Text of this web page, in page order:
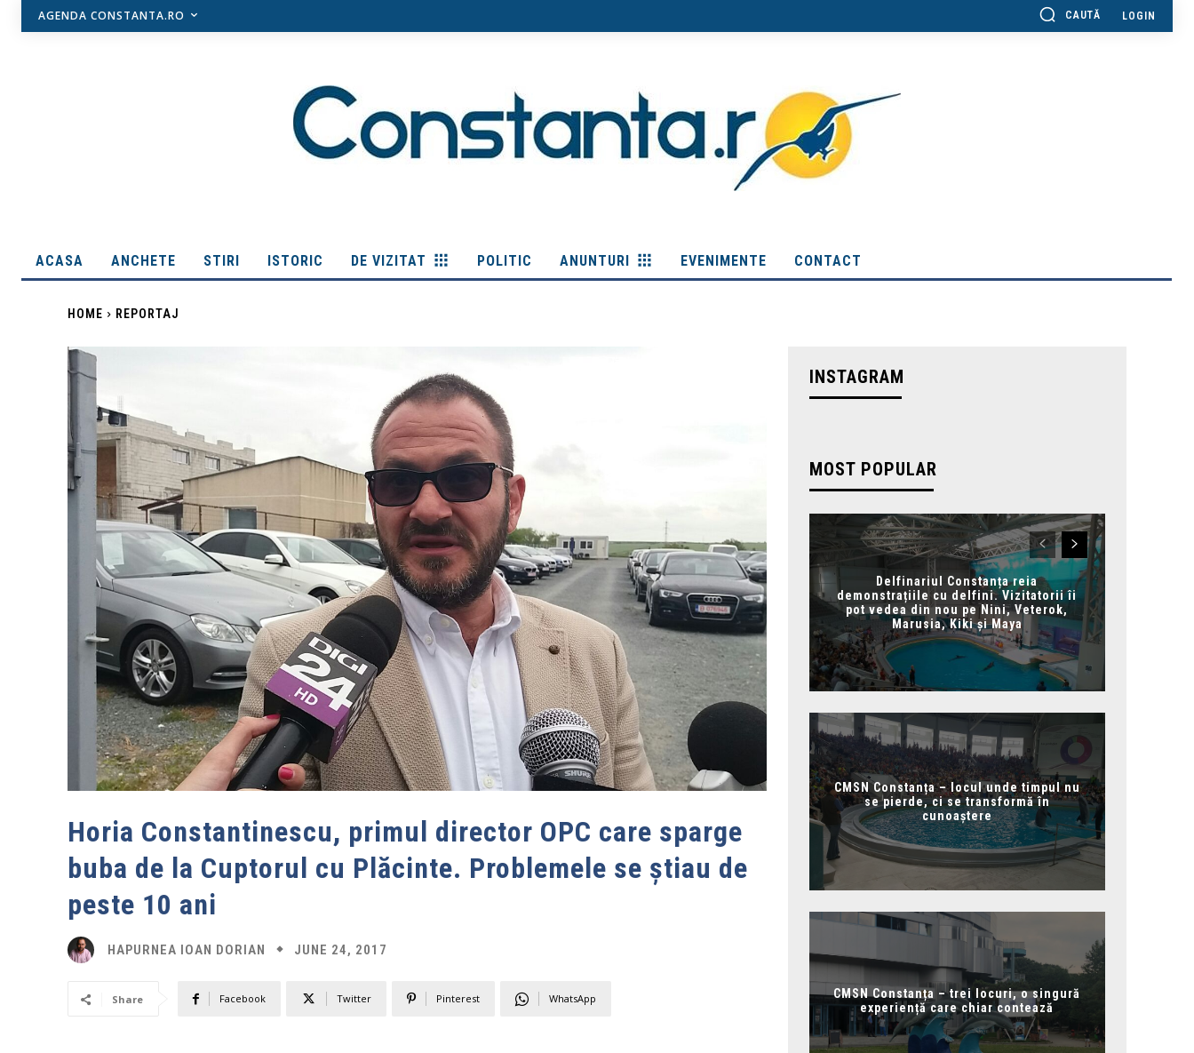
AGENDA CONSTANTA.RO CAUTĂ LOGIN
ACASA ANCHETE STIRI ISTORIC DE VIZITAT POLITIC ANUNTURI EVENIMENTE CONTACT
HOME REPORTAJ
Horia Constantinescu, primul director OPC care sparge
buba de la Cuptorul cu Plăcinte. Problemele se știau de
peste 10 ani
HAPURNEA IOAN DORIAN JUNE 24, 2017
Share Facebook Twitter Pinterest WhatsApp
INSTAGRAM
MOST POPULAR
Delfinariul Constanța reia
demonstrațiile cu delfini. Vizitatorii îi
pot vedea din nou pe Nini, Veterok,
Marusia, Kiki și Maya
CMSN Constanța – locul unde timpul nu
se pierde, ci se transformă în
cunoaștere
CMSN Constanța – trei locuri, o singură
experiență care chiar contează